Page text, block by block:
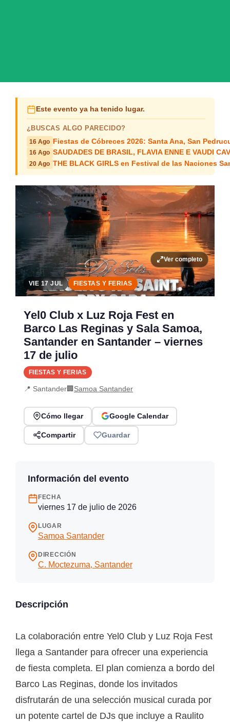
Este evento ya ha tenido lugar.
¿BUSCAS ALGO PARECIDO?
16 Ago Fiestas de Cóbreces 2026: Santa Ana, San
16 Ago SAUDADES DE BRASIL, FLAVIA ENNE E VAUDI
20 Ago THE BLACK GIRLS en Festival de las Naciones
Ver completo
VIE 17 JUL FIESTAS Y FERIAS
Yel0 Club x Luz Roja Fest en
Barco Las Reginas y Sala Samoa,
Santander en Santander – viernes
17 de julio
FIESTAS Y FERIAS
📍 Santander🏢Samoa Santander
Cómo llegar Google Calendar
Compartir Guardar
Información del evento
FECHA
viernes 17 de julio de 2026
LUGAR
Samoa Santander
DIRECCIÓN
C. Moctezuma, Santander
Descripción
La colaboración entre Yel0 Club y Luz Roja Fest
llega a Santander para ofrecer una experiencia
de fiesta completa. El plan comienza a bordo del
Barco Las Reginas, donde los invitados
disfrutarán de una selección musical curada por
un potente cartel de DJs que incluye a Raulito